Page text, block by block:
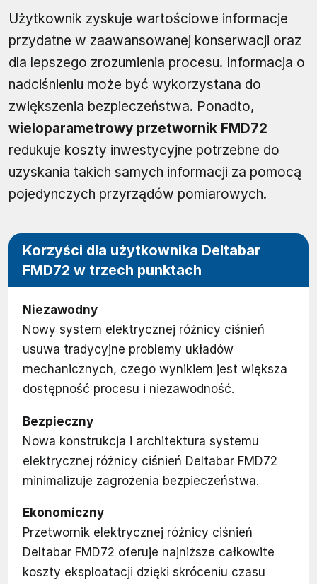
Użytkownik zyskuje wartościowe informacje
przydatne w zaawansowanej konserwacji oraz
dla lepszego zrozumienia procesu. Informacja o
nadciśnieniu może być wykorzystana do
zwiększenia bezpieczeństwa. Ponadto,
wieloparametrowy przetwornik FMD72
redukuje koszty inwestycyjne potrzebne do
uzyskania takich samych informacji za pomocą
pojedynczych przyrządów pomiarowych.
Korzyści dla użytkownika Deltabar
FMD72 w trzech punktach
Niezawodny
Nowy system elektrycznej różnicy ciśnień
usuwa tradycyjne problemy układów
mechanicznych, czego wynikiem jest większa
dostępność procesu i niezawodność.
Bezpieczny
Nowa konstrukcja i architektura systemu
elektrycznej różnicy ciśnień Deltabar FMD72
minimalizuje zagrożenia bezpieczeństwa.
Ekonomiczny
Przetwornik elektrycznej różnicy ciśnień
Deltabar FMD72 oferuje najniższe całkowite
koszty eksploatacji dzięki skróceniu czasu